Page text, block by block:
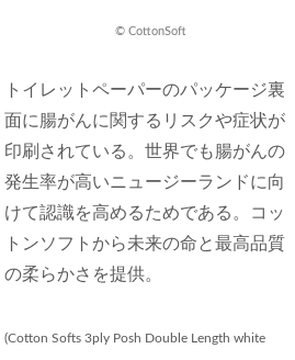
© CottonSoft
トイレットペーパーのパッケージ裏
面に腸がんに関するリスクや症状が
印刷されている。世界でも腸がんの
発生率が高いニュージーランドに向
けて認識を高めるためである。コッ
トンソフトから未来の命と最高品質
の柔らかさを提供。
(Cotton Softs 3ply Posh Double Length white